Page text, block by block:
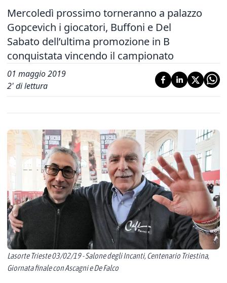
Mercoledì prossimo torneranno a palazzo
Gopcevich i giocatori, Buffoni e Del
Sabato dell’ultima promozione in B
conquistata vincendo il campionato
01 maggio 2019
2' di lettura
Lasorte Trieste 03/02/19 - Salone degli Incanti, Centenario Triestina,
Giornata finale con Ascagni e De Falco